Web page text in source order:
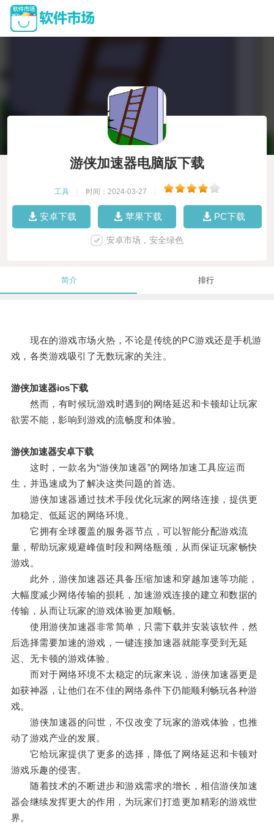
游侠加速器电脑版下载
工具 时间：2024-03-27
安卓下载 苹果下载 PC下载
安卓市场，安全绿色
简介 排行
现在的游戏市场火热，不论是传统的PC游戏还是手机游
戏，各类游戏吸引了无数玩家的关注。
游侠加速器ios下载
然而，有时候玩游戏时遇到的网络延迟和卡顿却让玩家
欲罢不能，影响到游戏的流畅度和体验。
游侠加速器安卓下载
这时，一款名为“游侠加速器”的网络加速工具应运而
生，并迅速成为了解决这类问题的首选。
游侠加速器通过技术手段优化玩家的网络连接，提供更
加稳定、低延迟的网络环境。
它拥有全球覆盖的服务器节点，可以智能分配游戏流
量，帮助玩家规避峰值时段和网络瓶颈，从而保证玩家畅快
游戏。
此外，游侠加速器还具备压缩加速和穿越加速等功能，
大幅度减少网络传输的损耗，加速游戏连接的建立和数据的
传输，从而让玩家的游戏体验更加顺畅。
使用游侠加速器非常简单，只需下载并安装该软件，然
后选择需要加速的游戏，一键连接加速器就能享受到无延
迟、无卡顿的游戏体验。
而对于网络环境不太稳定的玩家来说，游侠加速器更是
如获神器，让他们在不佳的网络条件下仍能顺利畅玩各种游
戏。
游侠加速器的问世，不仅改变了玩家的游戏体验，也推
动了游戏产业的发展。
它给玩家提供了更多的选择，降低了网络延迟和卡顿对
游戏乐趣的侵害。
随着技术的不断进步和游戏需求的增长，相信游侠加速
器会继续发挥更大的作用，为玩家们打造更加精彩的游戏世
界。